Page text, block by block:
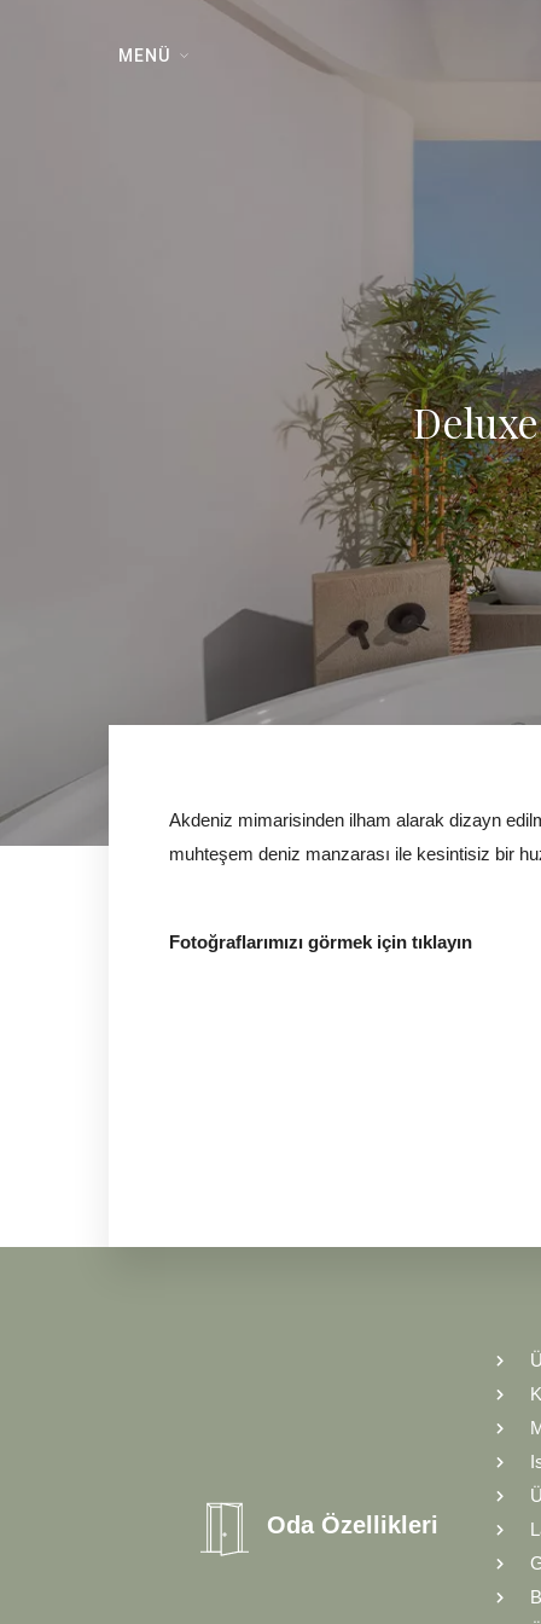
MENÜ
Akdeniz mimarisinden ilham alarak dizayn
muhteşem deniz manzarası ile kesintisiz bir
Fotoğraflarımızı görmek için tıklayın
Oda Özellikleri